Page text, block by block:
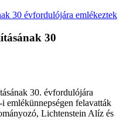
30
30. évfordulójára
emlékünnepségen felavatták
Lichtenstein Alíz és